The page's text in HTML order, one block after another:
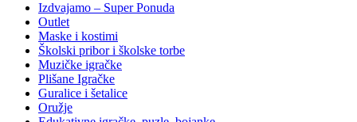
Izdvajamo – Super Ponuda
Outlet
Maske i kostimi
Školski pribor i školske torbe
Muzičke igračke
Plišane Igračke
Guralice i šetalice
Oružje